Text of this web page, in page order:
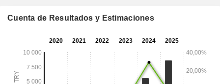
Cuenta de Resultados y Estimaciones